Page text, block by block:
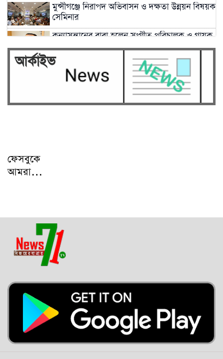
মুন্সীগঞ্জে নিরাপদ অভিবাসন ও দক্ষতা উন্নয়ন বিষয়ক
সেমিনার
কন্যাসন্তানের বাবা হলেন সংগীত পরিচালক ও গায়ক
জাহিদ…
ফ্যাসিবাদবিরোধী আন্দোলনে হত্যাকাণ্ডের বিচার হবে
স্বচ্ছ,…
মুন্সিগঞ্জে জুলাই গণঅভ্যুত্থানের বীর শহীদদের
প্রতি…
আর্কাইভ
ফেসবুকে
আমরা…